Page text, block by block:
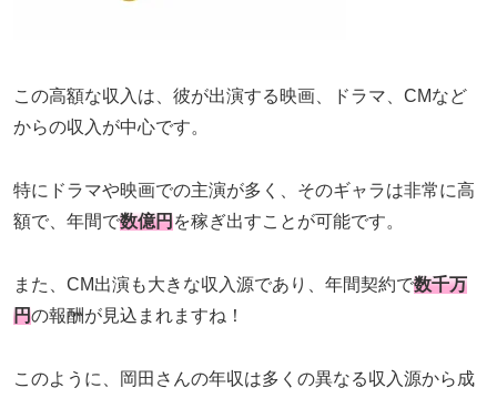
この高額な収入は、彼が出演する映画、ドラマ、CMなど
からの収入が中心です。
特にドラマや映画での主演が多く、そのギャラは非常に高
額で、年間で数億円を稼ぎ出すことが可能です。
また、CM出演も大きな収入源であり、年間契約で数千万
円の報酬が見込まれますね！
このように、岡田さんの年収は多くの異なる収入源から成